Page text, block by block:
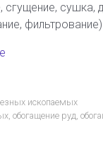
сушка,
ископаемых
, обогащение руд,